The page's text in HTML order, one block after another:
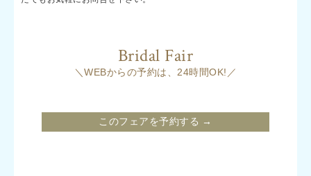
Bridal Fair
＼WEBからの予約は、24時間OK!／
このフェアを予約する →